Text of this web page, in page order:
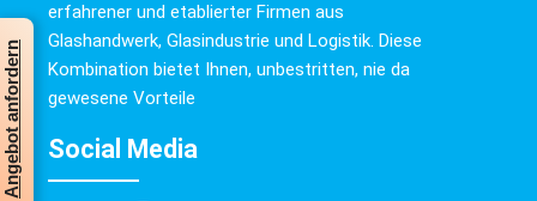
Angebot anfordern
erfahrener und etablierter Firmen aus
Glashandwerk, Glasindustrie und Logistik. Diese
Kombination bietet Ihnen, unbestritten, nie da
gewesene Vorteile
Social Media